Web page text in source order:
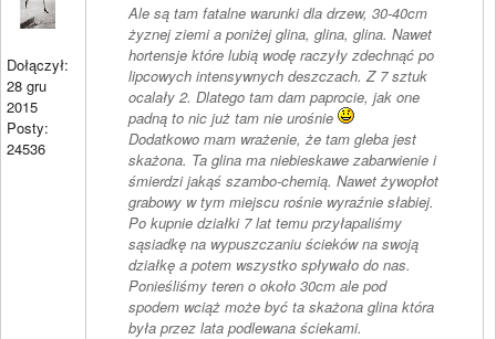
Dołączył:
28 gru
2015
Posty:
24536
Ale są tam fatalne warunki dla drzew, 30-40cm
żyznej ziemi a poniżej glina, glina, glina. Nawet
hortensje które lubią wodę raczyły zdechnąć po
lipcowych intensywnych deszczach. Z 7 sztuk
ocalały 2. Dlatego tam dam paprocie, jak one
padną to nic już tam nie urośnie
Dodatkowo mam wrażenie, że tam gleba jest
skażona. Ta glina ma niebieskawe zabarwienie i
śmierdzi jakąś szambo-chemią. Nawet żywopłot
grabowy w tym miejscu rośnie wyraźnie słabiej.
Po kupnie działki 7 lat temu przyłapaliśmy
sąsiadkę na wypuszczaniu ścieków na swoją
działkę a potem wszystko spływało do nas.
Ponieśliśmy teren o około 30cm ale pod
spodem wciąż może być ta skażona glina która
była przez lata podlewana ściekami.